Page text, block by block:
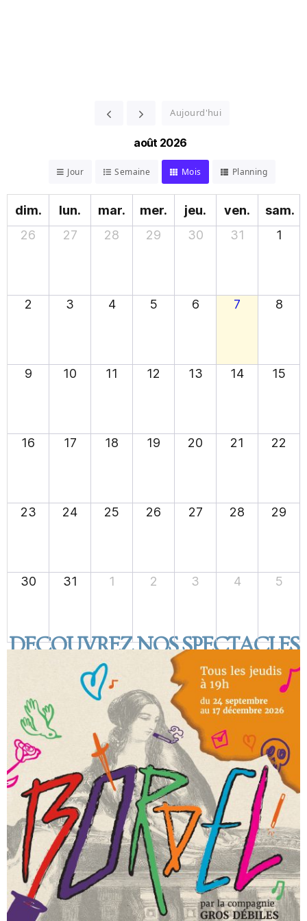
Aujourd'hui
août 2026
Jour Semaine Mois Planning
dim. lun. mar. mer. jeu. ven.
sam.
26
27 28 29 30 31 1
2 3 4 5 6 7 8
9 10 11 12 13 14 15
16 17 18 19 20 21 22
23 24 25 26 27 28 29
30 31 1 2 3 4 5
DECOUVREZ NOS SPECTACLES